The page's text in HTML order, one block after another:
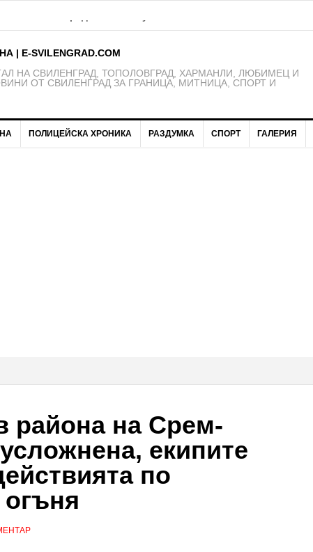
ФК Свиленград – 1921 получават нови екипи
E-SVILENGRAD.COM
НА СВИЛЕНГРАД, ТОПОЛОВГРАД, ХАРМАНЛИ, ЛЮБИМЕЦ И
ОТ СВИЛЕНГРАД ЗА ГРАНИЦА, МИТНИЦА, СПОРТ И
ПОЛИЦЕЙСКА ХРОНИКА РАЗДУМКА СПОРТ ГАЛЕРИЯ
района на Срем-
екипите
по